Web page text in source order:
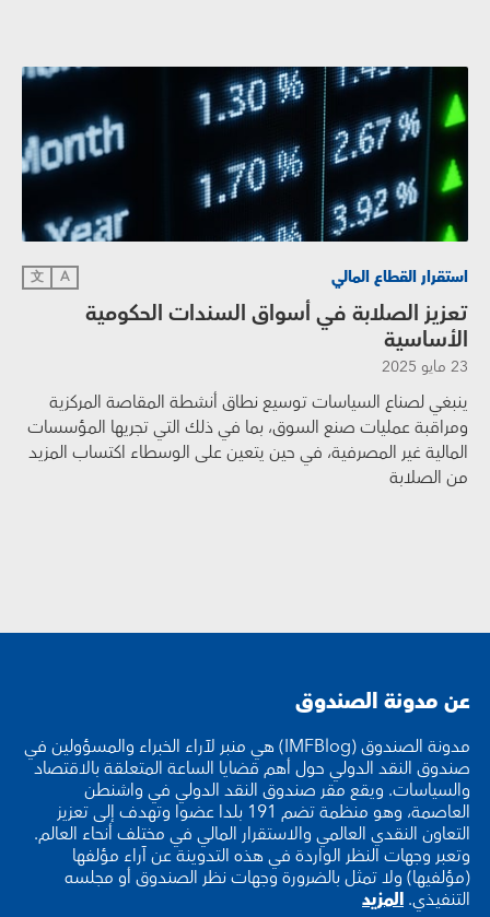
استقرار القطاع المالي A
文
تعزيز الصلابة في أسواق السندات الحكومية
الأساسية
23 مايو 2025
ينبغي لصناع السياسات توسيع نطاق أنشطة المقاصة المركزية
ومراقبة عمليات صنع السوق، بما في ذلك التي تجريها المؤسسات
المالية غير المصرفية، في حين يتعين على الوسطاء اكتساب المزيد
من الصلابة
عن مدونة الصندوق
مدونة الصندوق (IMFBlog) هي منبر لآراء الخبراء والمسؤولين في
صندوق النقد الدولي حول أهم قضايا الساعة المتعلقة بالاقتصاد
والسياسات. ويقع مقر صندوق النقد الدولي في واشنطن
العاصمة، وهو منظمة تضم 191 بلدا عضوا وتهدف إلى تعزيز
التعاون النقدي العالمي والاستقرار المالي في مختلف أنحاء العالم.
وتعبر وجهات النظر الواردة في هذه التدوينة عن آراء مؤلفها
(مؤلفيها) ولا تمثل بالضرورة وجهات نظر الصندوق أو مجلسه
التنفيذي.المزيد